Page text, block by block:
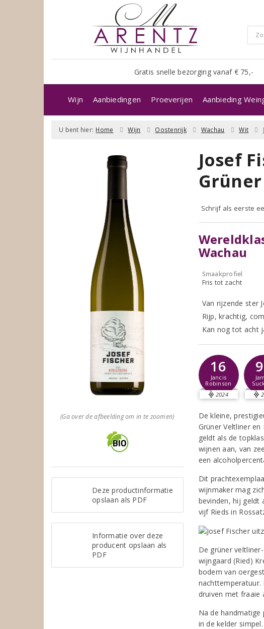
Gratis snelle bezorging vanaf € 75,-
Wijn Aanbiedingen Proeverijen Aanbieding
U bent hier: Home Wijn Oostenrijk Wachau Wit
(Ga over de afbeelding om in te zoomen)
Deze productinformatie
opslaan als PDF
Informatie over deze
producent opslaan als
PDF
Josef
Schrijf als eerste
Wachau
Smaakprofiel
Fris tot zacht
Van rijzende ster
Rijp, krachtig,
Kan nog tot acht
16
Jancis
Robinson
2024
De kleine,
Grüner Veltliner en
geldt als de
wijnen aan, van
een
Dit
wijnmaker mag
bevinden, hij geldt
vijf Rieds in
De grüner
wijngaard (Ried)
bodem van
druiven met fraaie
Na de
in de kelder